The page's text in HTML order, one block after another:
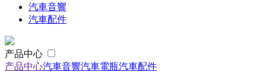
汽車音響
汽車配件
产品中心
产品中心汽車音響汽車電瓶汽車配件